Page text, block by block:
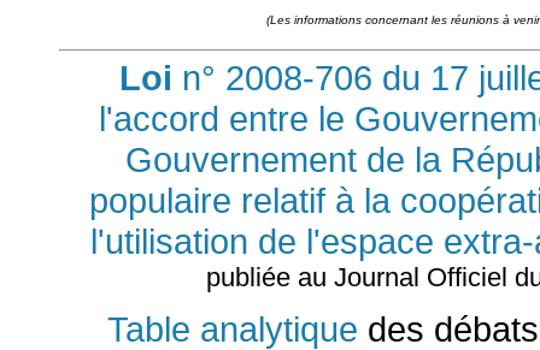
(Les informations concernant les réunions à
Loi n° 2008-706 du 17
l'accord entre le
Gouvernement de la
populaire relatif à la
l'utilisation de l'espace
publiée au Journal Officiel
Table analytique des